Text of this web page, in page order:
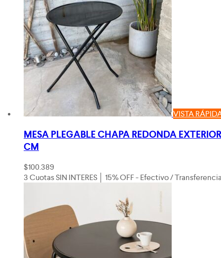
VISTA
MESA PLEGABLE CHAPA REDONDA
CM
$100.389
3 Cuotas SIN INTERES │ 15% OFF - Efectivo /